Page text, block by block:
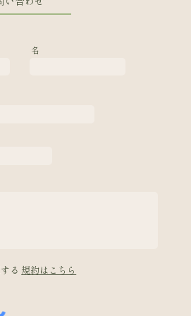
名
る 規約はこちら